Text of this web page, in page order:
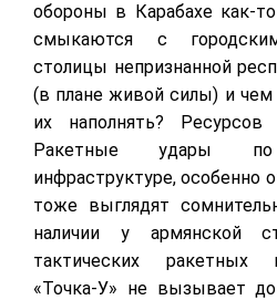
обороны в Карабахе как-
смыкаются с
столицы непризнанной
(в плане живой силы) и чем
их наполнять?
Ракетные удары по
инфраструктуре, особенно
тоже выглядят
наличии у армянской
тактических ракетных
«Точка-У» не вызывает